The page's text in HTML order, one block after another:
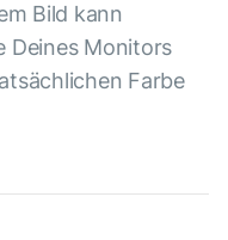
Bild kann
Deines Monitors
Farbe